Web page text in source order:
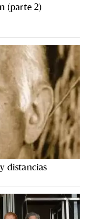
(parte 2)
distancias